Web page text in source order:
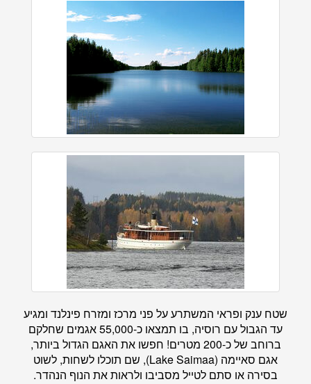
שטח ענק ופראי המשתרע על פני מרכז ומזרח פינלנד ומגיע
עד הגבול עם רוסיה, בו תמצאו כ-55,000 אגמים שחלקם
ברוחב של כ-200 מטרים! חפשו את האגם הגדול ביותר,
אגם סאיימה (Lake Saimaa), שם תוכלו לשחות, לשוט
בסירה או סתם לטייל מסביבו ולראות את הנוף הנהדר.